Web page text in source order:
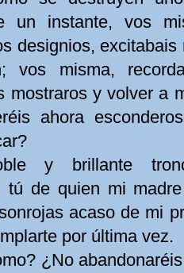
un instante, vos
designios,
vos misma,
mostraros y volver a
ahora
y brillante
tú de quien mi
acaso de mi
por última vez.
¿No